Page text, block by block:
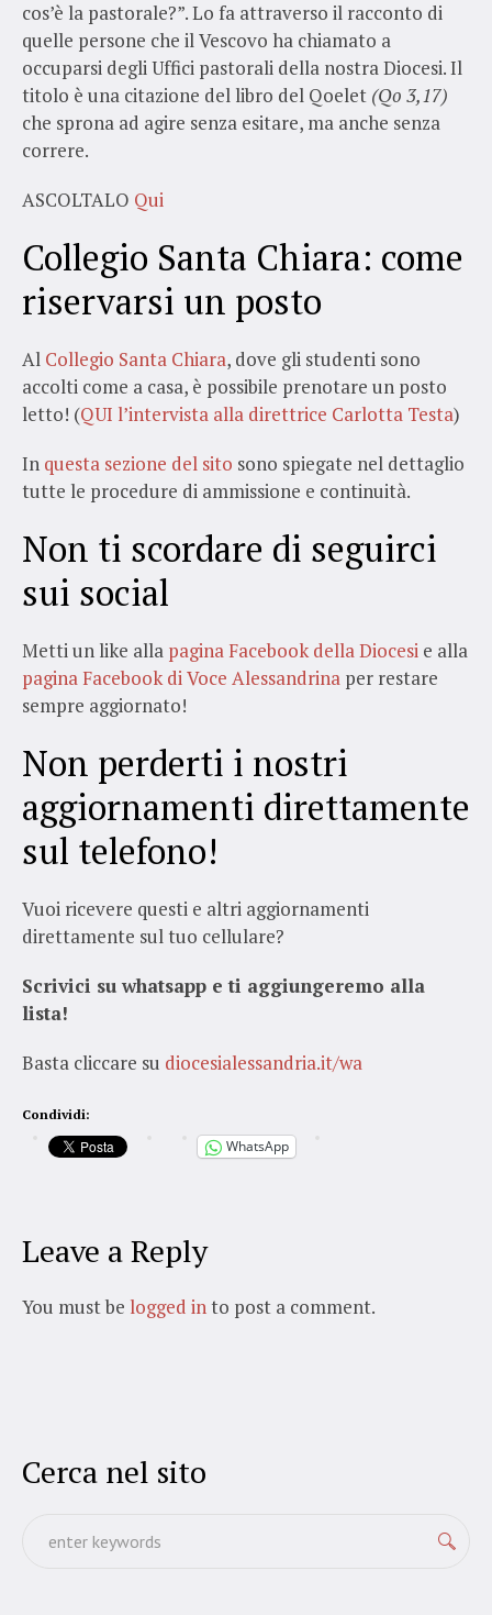
cos’è la pastorale?”. Lo fa attraverso il racconto di
quelle persone che il Vescovo ha chiamato a
occuparsi degli Uffici pastorali della nostra Diocesi. Il
titolo è una citazione del libro del Qoelet (Qo 3,17)
che sprona ad agire senza esitare, ma anche senza
correre.
ASCOLTALO Qui
Collegio Santa Chiara: come
riservarsi un posto
Al Collegio Santa Chiara, dove gli studenti sono
accolti come a casa, è possibile prenotare un posto
letto! (QUI l’intervista alla direttrice Carlotta Testa)
In questa sezione del sito sono spiegate nel dettaglio
tutte le procedure di ammissione e continuità.
Non ti scordare di seguirci
sui social
Metti un like alla pagina Facebook della Diocesi e alla
pagina Facebook di Voce Alessandrina per restare
sempre aggiornato!
Non perderti i nostri
aggiornamenti direttamente
sul telefono!
Vuoi ricevere questi e altri aggiornamenti
direttamente sul tuo cellulare?
Scrivici su whatsapp e ti aggiungeremo alla
lista!
Basta cliccare su diocesialessandria.it/wa
Condividi:
WhatsApp
Leave a Reply
You must be logged in to post a comment.
Cerca nel sito